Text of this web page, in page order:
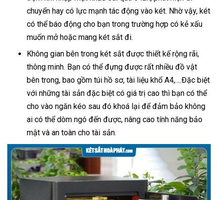
chuyển hay có lực mạnh tác động vào két. Nhờ vậy, két
có thể báo động cho bạn trong trường hợp có kẻ xấu
muốn mở hoặc mang két sắt đi.
Không gian bên trong két sắt được thiết kế rộng rãi,
thông minh. Bạn có thể đựng được rất nhiều đồ vật
bên trong, bao gồm túi hồ sơ, tài liệu khổ A4,….Đặc biệt
với những tài sản đặc biệt có giá trị cao thì bạn có thể
cho vào ngăn kéo sau đó khoá lại để đảm bảo không
ai có thể dòm ngó đến được, nâng cao tính năng bảo
mật và an toàn cho tài sản.